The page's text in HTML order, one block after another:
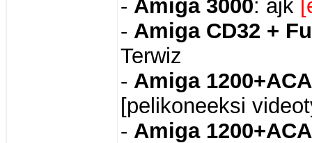
- Amiga 3000: ajk
- Amiga CD32 +
Terwiz
- Amiga
[pelikoneeksi
- Amiga